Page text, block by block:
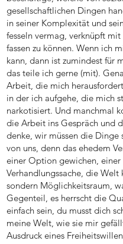
gesellschaftlichen Dingen
in seiner Komplexität und
fesseln vermag, verknüpft
fassen zu können. Wenn ich
kann, dann ist zumindest für
das teile ich gerne (mit).
Arbeit, die mich
in der ich aufgehe, die mich
narkotisiert. Und manchmal
die Arbeit ins Gespräch und
denke, wir müssen die
von uns, denn das ehedem
einer Option gewichen,
Verhandlungssache, die
sondern Möglichkeitsraum,
Gegenteil, es herrscht die
einfach sein, du musst dich
meine Welt, wie sie mir
Ausdruck eines